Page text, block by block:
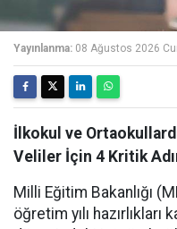
Yayınlanma: 08 Ağustos 2026
İlkokul ve
Veliler İçin 4 Kritik
Milli Eğitim Bakanlığı
öğretim yılı